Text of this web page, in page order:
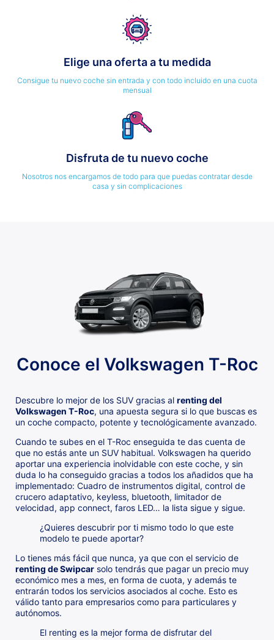
Elige una oferta a tu medida
Consigue tu nuevo coche sin entrada y con todo incluido en una cuota
mensual
Disfruta de tu nuevo coche
Nosotros nos encargamos de todo para que puedas contratar desde
casa y sin complicaciones
Conoce el Volkswagen T-Roc
Descubre lo mejor de los SUV gracias al renting del
Volkswagen T-Roc, una apuesta segura si lo que buscas es
un coche compacto, potente y tecnológicamente avanzado.
Cuando te subes en el T-Roc enseguida te das cuenta de
que no estás ante un SUV habitual. Volkswagen ha querido
aportar una experiencia inolvidable con este coche, y sin
duda lo ha conseguido gracias a todos los añadidos que ha
implementado: Cuadro de instrumentos digital, control de
crucero adaptativo, keyless, bluetooth, limitador de
velocidad, app connect, faros LED… la lista sigue y sigue.
¿Quieres descubrir por ti mismo todo lo que este
modelo te puede aportar?
Lo tienes más fácil que nunca, ya que con el servicio de
renting de Swipcar solo tendrás que pagar un precio muy
económico mes a mes, en forma de cuota, y además te
entrarán todos los servicios asociados al coche. Esto es
válido tanto para empresarios como para particulares y
autónomos.
El renting es la mejor forma de disfrutar del